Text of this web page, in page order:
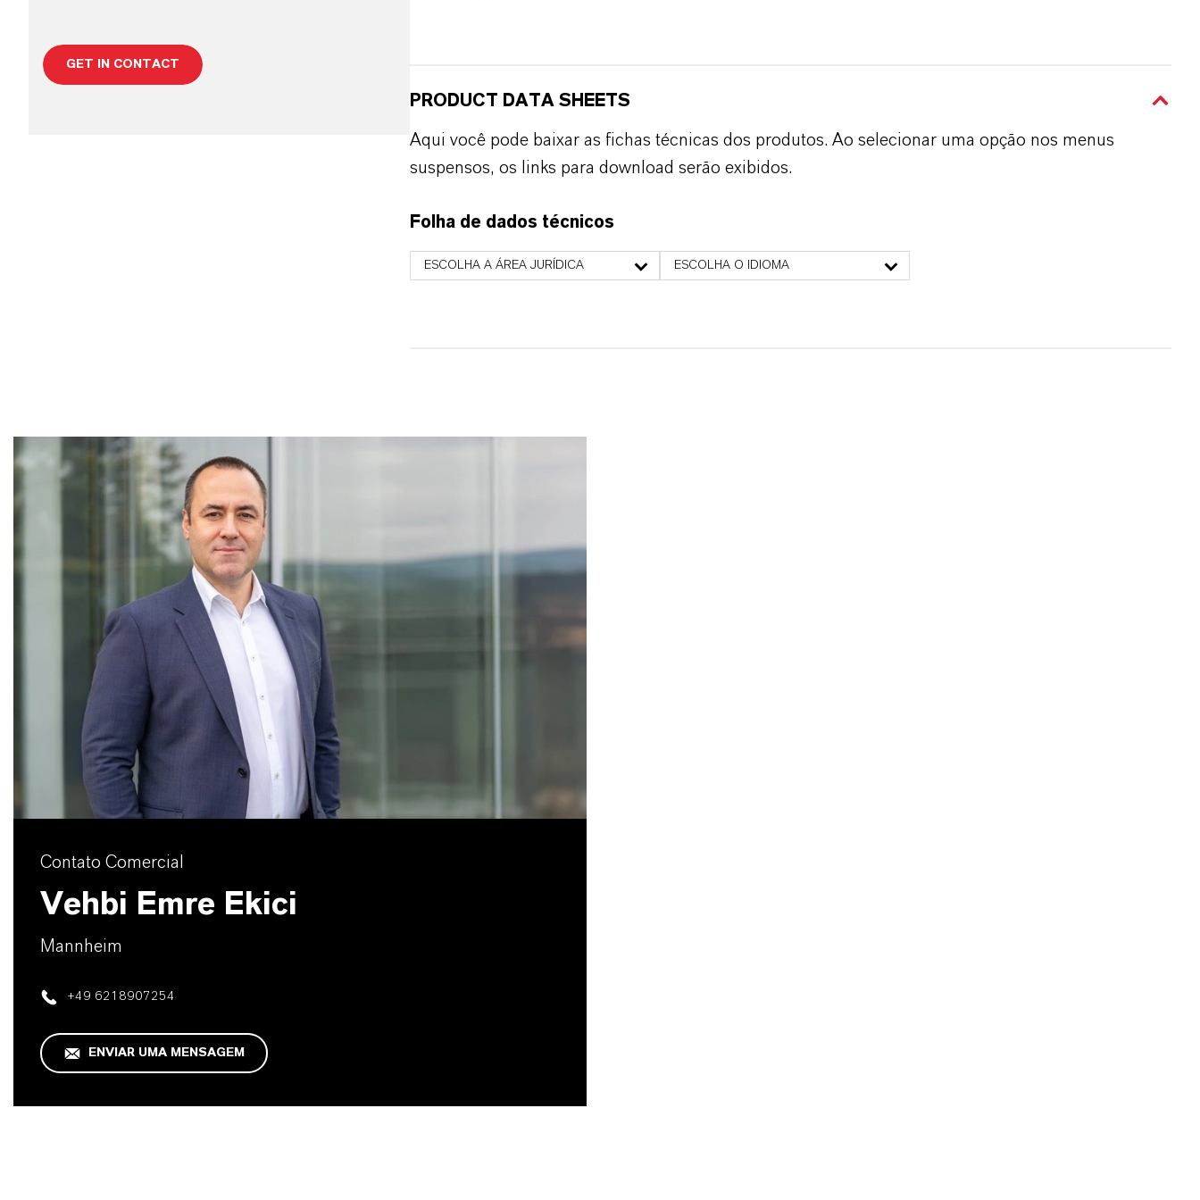
GET IN CONTACT
PRODUCT DATA SHEETS
Aqui você pode baixar as fichas técnicas dos produtos. Ao selecionar uma opção nos menus
suspensos, os links para download serão exibidos.
Folha de dados técnicos
ESCOLHA A ÁREA JURÍDICA ESCOLHA O IDIOMA
Contato Comercial
Vehbi Emre Ekici
Mannheim
+49 6218907254
ENVIAR UMA MENSAGEM